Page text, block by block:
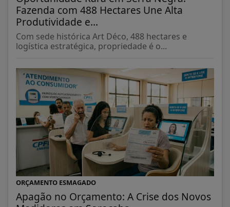
Fazenda com 488 Hectares Une Alta
Produtividade e...
Com sede histórica Art Déco, 488 hectares e
logística estratégica, propriedade é o...
ORÇAMENTO ESMAGADO
Apagão no Orçamento: A Crise dos Novos